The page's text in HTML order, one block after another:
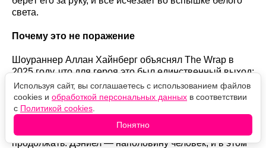
света.
Почему это не поражение
Шоураннер Аллан Хайнберг объяснял The Wrap в
2025 году, что для героя это был единственный выход:
"Он позволяет себе переродиться".
Логика такая: Морфей не смог стать тем Сном, каким
хотел быть. После убийства сына он не мог
продолжать. Дэниел — наполовину человек, и в этом
Используя сайт, вы соглашаетесь с использованием файлов
cookies и обработкой персональных данных в соответствии
с Политикой cookies
Понятно